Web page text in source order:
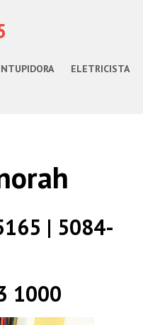
ELETRICISTA
| 5084-
1000